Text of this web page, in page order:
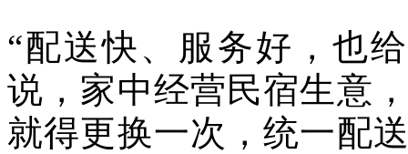
“配送快、服务好，也
说，家中经营民宿生意
就得更换一次，统一配